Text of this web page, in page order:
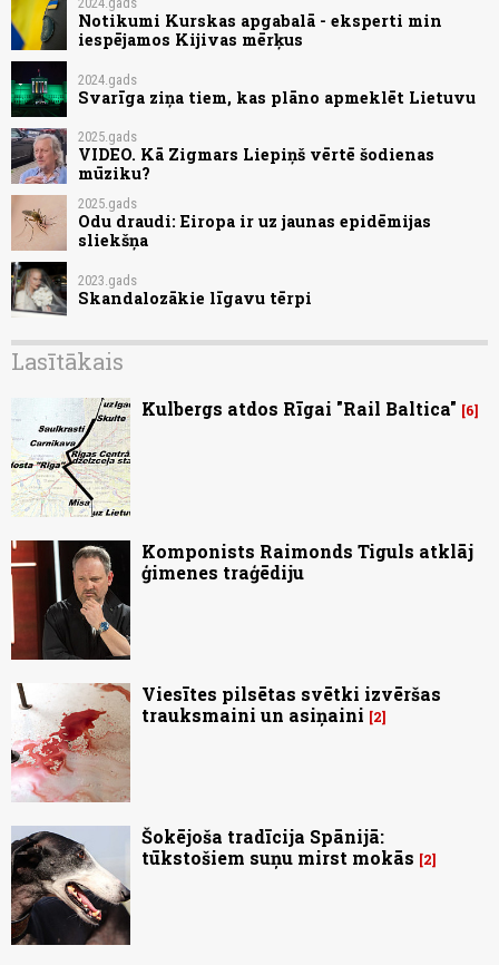
Notikumi Kurskas apgabalā - eksperti min
iespējamos Kijivas mērķus
2024.gads
Svarīga ziņa tiem, kas plāno apmeklēt Lietuvu
2025.gads
VIDEO. Kā Zigmars Liepiņš vērtē šodienas
mūziku?
2025.gads
Odu draudi: Eiropa ir uz jaunas epidēmijas
sliekšņa
2023.gads
Skandalozākie līgavu tērpi
Lasītākais
Kulbergs atdos Rīgai "Rail Baltica" 6
Komponists Raimonds Tiguls atklāj
ģimenes traģēdiju
Viesītes pilsētas svētki izvēršas
trauksmaini un asiņaini
2
Šokējoša tradīcija Spānijā:
tūkstošiem suņu mirst mokās
2